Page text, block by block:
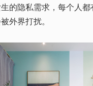
的隐私需求，每个人都
外界打扰。